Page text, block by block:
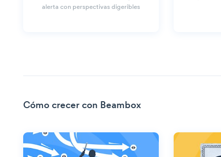
alerta con perspectivas digeribles
Cómo crecer con Beambox